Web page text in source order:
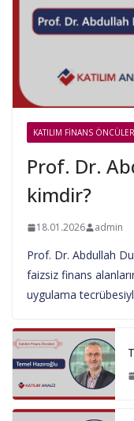
KATILIM FINANS
Prof. Dr.
kimdir?
18.01.2026 admin
Prof. Dr. Abdullah
faizsiz finans
uygulama